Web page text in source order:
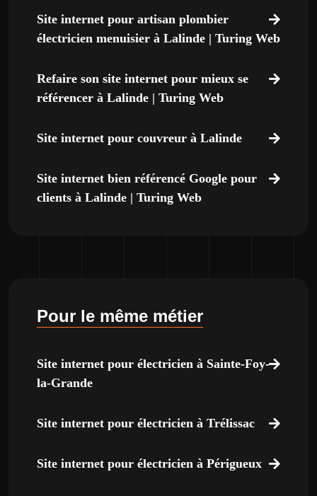
Site internet pour artisan plombier
électricien menuisier à Lalinde | Turing Web
Refaire son site internet pour mieux se
référencer à Lalinde | Turing Web
Site internet pour couvreur à Lalinde
Site internet bien référencé Google pour
clients à Lalinde | Turing Web
Pour le même métier
Site internet pour électricien à Sainte-Foy-
la-Grande
Site internet pour électricien à Trélissac
Site internet pour électricien à Périgueux